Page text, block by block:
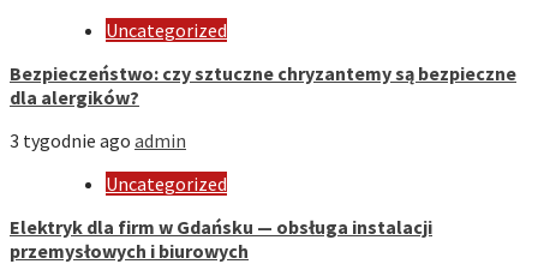
Uncategorized
Bezpieczeństwo: czy sztuczne chryzantemy są bezpieczne
dla alergików?
3 tygodnie ago admin
Uncategorized
Elektryk dla firm w Gdańsku — obsługa instalacji
przemysłowych i biurowych